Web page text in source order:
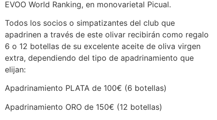
EVOO World Ranking, en monovarietal Picual.
Todos los socios o simpatizantes del club que
apadrinen a través de este olivar recibirán como regalo
6 o 12 botellas de su excelente aceite de oliva virgen
extra, dependiendo del tipo de apadrinamiento que
elijan:
Apadrinamiento PLATA de 100€ (6 botellas)
Apadrinamiento ORO de 150€ (12 botellas)